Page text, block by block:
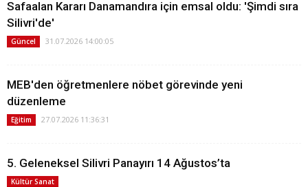
Safaalan Kararı Danamandıra için emsal oldu: 'Şimdi sıra
Silivri'de'
Güncel 31.07.2026 14:00:05
MEB'den öğretmenlere nöbet görevinde yeni
düzenleme
Eğitim 27.07.2026 11:36:31
5. Geleneksel Silivri Panayırı 14 Ağustos’ta
Kültür Sanat